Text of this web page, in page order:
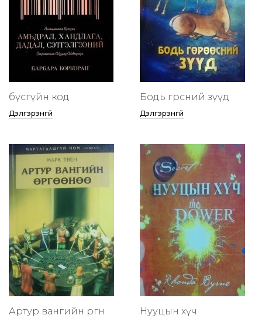
бүсгүйн код
Дэлгэрэнгүй
Бодь гөрөөсний зүүд
Дэлгэрэнгүй
Артур вангийн өргөөнөө Нууцын хүч